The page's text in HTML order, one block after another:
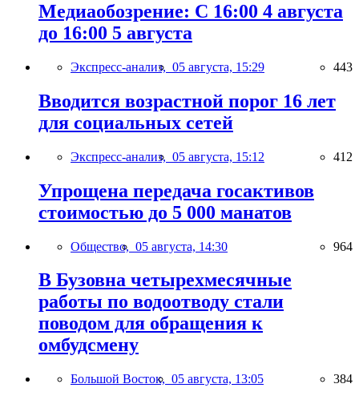
Медиаобозрение: С 16:00 4 августа
до 16:00 5 августа
Экспресс-анализ, 05 августа, 15:29 443
Вводится возрастной порог 16 лет
для социальных сетей
Экспресс-анализ, 05 августа, 15:12 412
Упрощена передача госактивов
стоимостью до 5 000 манатов
Общество, 05 августа, 14:30 964
В Бузовна четырехмесячные
работы по водоотводу стали
поводом для обращения к
омбудсмену
Большой Восток, 05 августа, 13:05 384